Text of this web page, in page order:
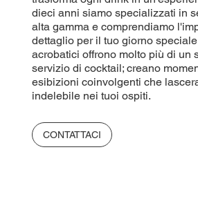
dieci anni siamo specializzati in
alta gamma e comprendiamo
dettaglio per il tuo giorno
acrobatici offrono molto più di un
servizio di cocktail; creano
esibizioni coinvolgenti che
indelebile nei tuoi ospiti.
CONTATTACI